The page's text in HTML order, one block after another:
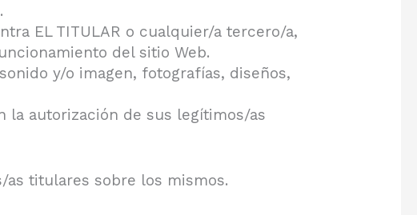
EL TITULAR o cualquier/a tercero/a,
del sitio Web.
y/o imagen, fotografías, diseños,
autorización de sus legítimos/as
as titulares sobre los mismos.